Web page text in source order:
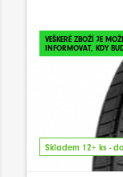
VEŠKERÉ ZBOŽÍ JE
INFORMOVAT, KDY
Skladem 12+ ks -